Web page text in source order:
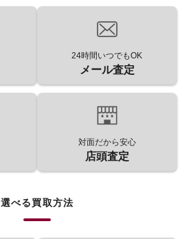
24時間いつでもOK
メール査定
対面だから安心
店頭査定
選べる買取方法